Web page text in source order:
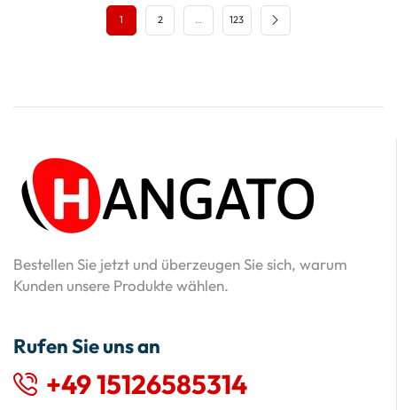
1 2 … 123
Bestellen Sie jetzt und überzeugen Sie sich, warum
Kunden unsere Produkte wählen.
Rufen Sie uns an
+49 15126585314